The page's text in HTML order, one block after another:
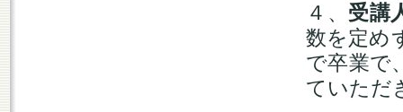
４、 受講
数を定め
で卒業で
ていただ